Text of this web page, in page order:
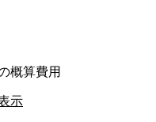
概算費用
示